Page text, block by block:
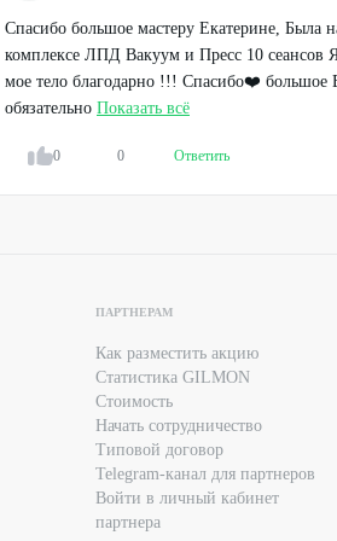
Спасибо большое мастеру Екатерине, Была
комплексе ЛПД Вакуум и Пресс 10 сеансов
мое тело благодарно !!! Спасибо❤️ большое
обязательно Показать всё
0 0 Ответить
ПАРТНЕРАМ
Как разместить акцию
Статистика GILMON
Стоимость
Начать сотрудничество
Типовой договор
Telegram-канал для партнеров
Войти в личный кабинет
партнера